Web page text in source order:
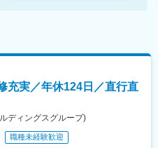
充実／年休124日／直行直
ディングスグループ)
職種未経験歓迎